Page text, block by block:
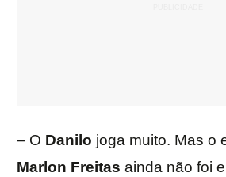
– O Danilo joga muito. Mas o
Marlon Freitas ainda não foi